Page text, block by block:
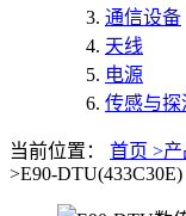
通信设备
天线
电源
传感与探
当前位置： 首页 >
>E90-DTU(433C30E)